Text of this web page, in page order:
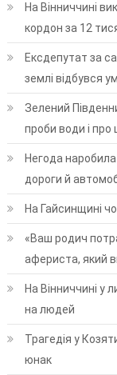
На Вінниччині
кордон за 12
Ексдепутат за
землі відбувся
Зелений
проби води і
Негода
дороги й
На Гайсинщині
«Ваш родич
афериста, який
На Вінниччині у
на людей
Трагедія у
юнак